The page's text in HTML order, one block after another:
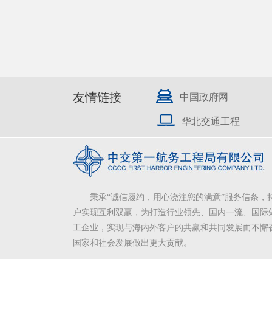
友情链接 中国政府网
华北交通工程
秉承“诚信履约，用心浇注您的满意”服务信条，
户实现互利双赢，为打造行业领先、国内一流、国际
工企业，实现与海内外客户的共赢和共同发展而不懈
国家和社会发展做出更大贡献。